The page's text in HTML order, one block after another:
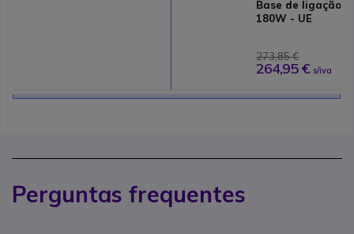
Base de ligação
180W - UE
273,85 €
264,95 € s/iva
Perguntas frequentes